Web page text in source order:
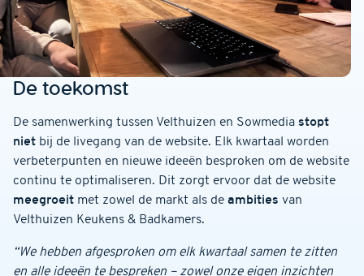
De toekomst
De samenwerking tussen Velthuizen en Sowmedia stopt
niet bij de livegang van de website. Elk kwartaal worden
verbeterpunten en nieuwe ideeën besproken om de website
continu te optimaliseren. Dit zorgt ervoor dat de website
meegroeit met zowel de markt als de ambities van
Velthuizen Keukens & Badkamers.
“We hebben afgesproken om elk kwartaal samen te zitten
en alle ideeën te bespreken – zowel onze eigen inzichten